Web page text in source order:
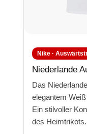
Nike ·
Niederlande
Das
elegantem
Ein stilvoller
des Heimtrikots.